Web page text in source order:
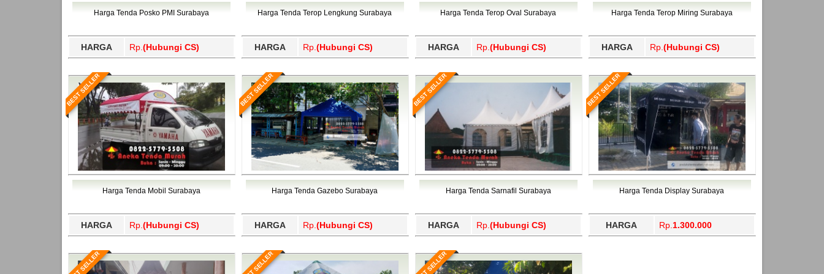
Bawang Barat, Tulangbawang, Tulungagung, Wajo, Wakatobi, Waropen, Way Kanan, Wonogiri, Wonosobo, Yahukimo, Yalimo, Yogyakarta.
Harga Tenda Posko PMI Surabaya
HARGA Rp. (Hubungi CS)
Harga Tenda Terop Lengkung Surabaya
HARGA Rp. (Hubungi CS)
Harga Tenda Terop Oval Surabaya
HARGA Rp. (Hubungi CS)
Harga Tenda Terop Miring Surabaya
HARGA Rp. (Hubungi CS)
BEST SELLER
Harga Tenda Mobil Surabaya
HARGA Rp. (Hubungi CS)
BEST SELLER
Harga Tenda Gazebo Surabaya
HARGA Rp. (Hubungi CS)
BEST SELLER
Harga Tenda Sarnafil Surabaya
HARGA Rp. (Hubungi CS)
BEST SELLER
Harga Tenda Display Surabaya
HARGA Rp. 1.300.000